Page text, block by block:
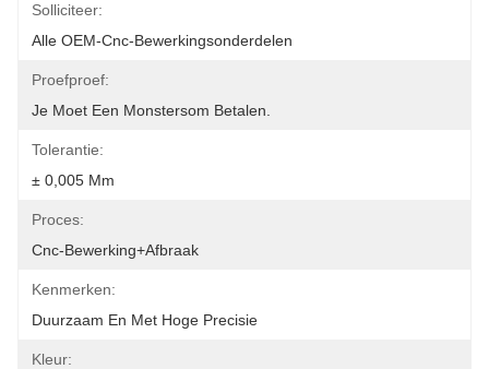
Solliciteer:
Alle OEM-Cnc-Bewerkingsonderdelen
Proefproef:
Je Moet Een Monstersom Betalen.
Tolerantie:
± 0,005 Mm
Proces:
Cnc-Bewerking+afbraak
Kenmerken:
Duurzaam En Met Hoge Precisie
Kleur: